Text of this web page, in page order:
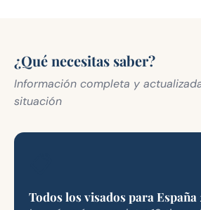
¿Qué necesitas saber?
Información completa y
situación
Todos los visados para España